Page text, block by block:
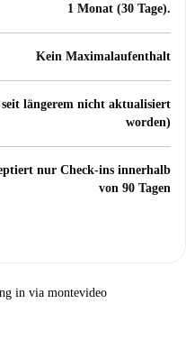
1 Monat (30 Tage).
Kein Maximalaufenthalt
längerem nicht aktualisiert
worden)
nur Check-ins innerhalb
von 90 Tagen
in via montevideo